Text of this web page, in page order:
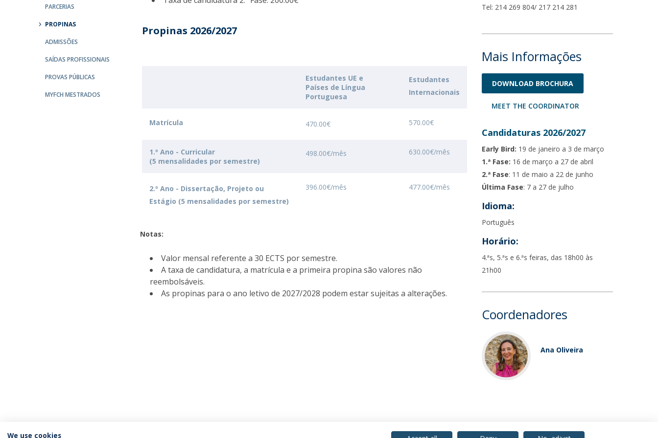
Portuguesa
Católica Research Centre for Psychological, Family and
Social Wellbeing
PARCERIAS
PROPINAS
ADMISSÕES
SAÍDAS PROFISSIONAIS
PROVAS PÚBLICAS
MYFCH MESTRADOS
Propinas 2026/2027
Estudantes UE e
Países de Língua
Portuguesa
Estudantes
Internacionais
Matrícula 470.00€ 570.00€
1.º Ano - Curricular
(5 mensalidades por semestre)
498.00€/mês 630.00€/mês
2.º Ano - Dissertação, Projeto ou
Estágio (5 mensalidades por semestre)
396.00€/mês 477.00€/mês
Notas:
Valor mensal referente a 30 ECTS por semestre.
A taxa de candidatura, a matrícula e a primeira propina são valores não
reembolsáveis.
As propinas para o ano letivo de 2027/2028 podem estar sujeitas a alterações.
Tel: 214 269 804/ 217 214 281
Mais Informações
DOWNLOAD BROCHURA
MEET THE COORDINATOR
Candidaturas 2026/2027
Early Bird: 19 de janeiro a 3 de março
1.ª Fase: 16 de março a 27 de abril
2.ª Fase: 11 de maio a 22 de junho
Última Fase: 7 a 27 de julho
Idioma:
Português
Horário:
4.ªs, 5.ªs e 6.ªs feiras, das 18h00 às
21h00
Coordenadores
Ana Oliveira
We use cookies